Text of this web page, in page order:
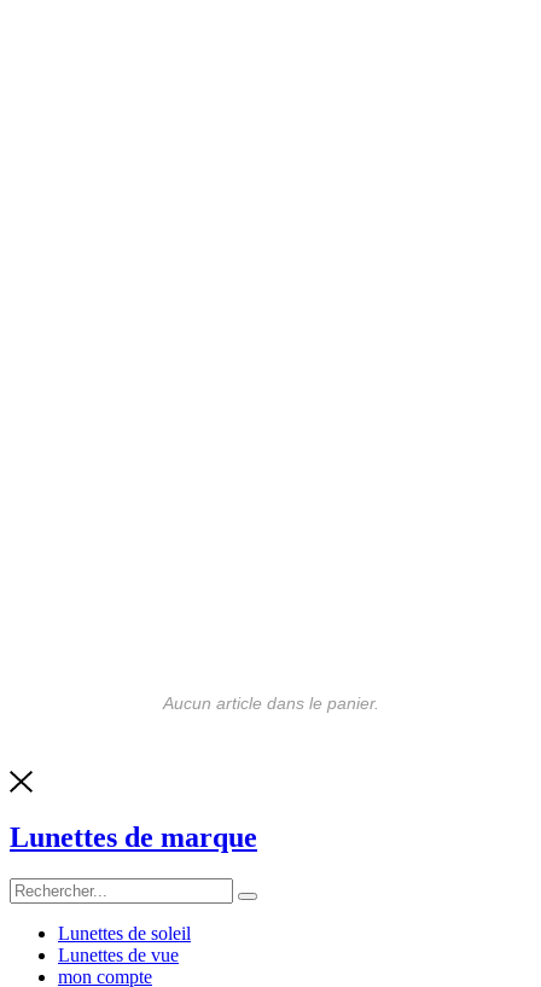
Aucun article dans le panier.
Lunettes de marque
Lunettes de soleil
Lunettes de vue
mon compte